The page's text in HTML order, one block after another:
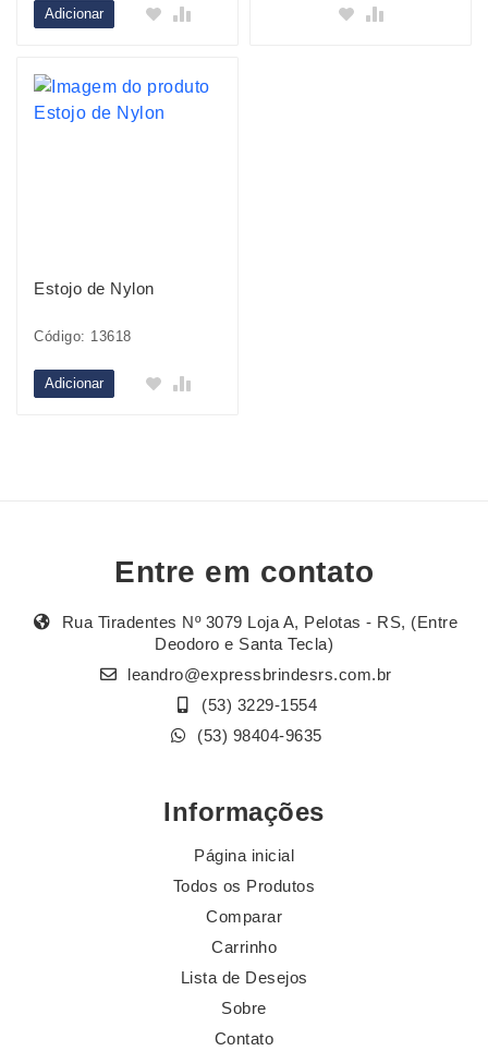
Adicionar
Estojo de Nylon
Código: 13618
Adicionar
Entre em contato
Rua Tiradentes Nº 3079 Loja A, Pelotas - RS, (Entre
Deodoro e Santa Tecla)
leandro@expressbrindesrs.com.br
(53) 3229-1554
(53) 98404-9635
Informações
Página inicial
Todos os Produtos
Comparar
Carrinho
Lista de Desejos
Sobre
Contato